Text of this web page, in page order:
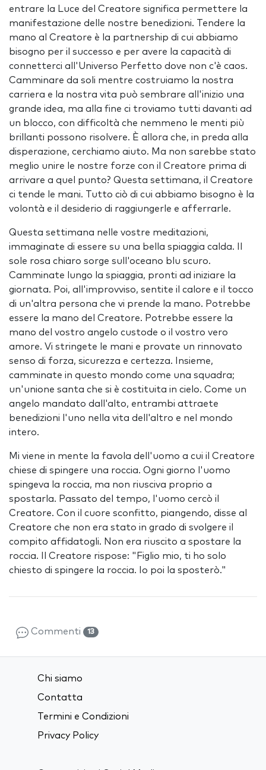
entrare la Luce del Creatore significa permettere la
manifestazione delle nostre benedizioni. Tendere la
mano al Creatore è la partnership di cui abbiamo
bisogno per il successo e per avere la capacità di
connetterci all'Universo Perfetto dove non c'è caos.
Camminare da soli mentre costruiamo la nostra
carriera e la nostra vita può sembrare all'inizio una
grande idea, ma alla fine ci troviamo tutti davanti ad
un blocco, con difficoltà che nemmeno le menti più
brillanti possono risolvere. È allora che, in preda alla
disperazione, cerchiamo aiuto. Ma non sarebbe stato
meglio unire le nostre forze con il Creatore prima di
arrivare a quel punto? Questa settimana, il Creatore
ci tende le mani. Tutto ciò di cui abbiamo bisogno è la
volontà e il desiderio di raggiungerle e afferrarle.
Questa settimana nelle vostre meditazioni,
immaginate di essere su una bella spiaggia calda. Il
sole rosa chiaro sorge sull'oceano blu scuro.
Camminate lungo la spiaggia, pronti ad iniziare la
giornata. Poi, all'improvviso, sentite il ​​calore e il tocco
di un'altra persona che vi prende la mano. Potrebbe
essere la mano del Creatore. Potrebbe essere la
mano del vostro angelo custode o il vostro vero
amore. Vi stringete le mani e provate un rinnovato
senso di forza, sicurezza e certezza. Insieme,
camminate in questo mondo come una squadra;
un'unione santa che si è costituita in cielo. Come un
angelo mandato dall'alto, entrambi attraete
benedizioni l'uno nella vita dell'altro e nel mondo
intero.
Mi viene in mente la favola dell'uomo a cui il Creatore
chiese di spingere una roccia. Ogni giorno l'uomo
spingeva la roccia, ma non riusciva proprio a
spostarla. Passato del tempo, l'uomo cercò il
Creatore. Con il cuore sconfitto, piangendo, disse al
Creatore che non era stato in grado di svolgere il
compito affidatogli. Non era riuscito a spostare la
roccia. Il Creatore rispose: "Figlio mio, ti ho solo
chiesto di spingere la roccia. Io poi la sposterò."
Commenti 13
Chi siamo
Contatta
Termini e Condizioni
Privacy Policy